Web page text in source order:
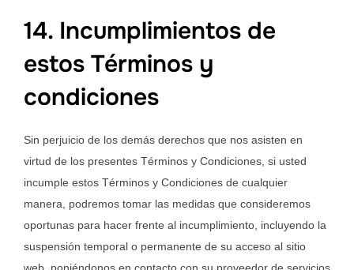
14. Incumplimientos de
estos Términos y
condiciones
Sin perjuicio de los demás derechos que nos asisten en
virtud de los presentes Términos y Condiciones, si usted
incumple estos Términos y Condiciones de cualquier
manera, podremos tomar las medidas que consideremos
oportunas para hacer frente al incumplimiento, incluyendo la
suspensión temporal o permanente de su acceso al sitio